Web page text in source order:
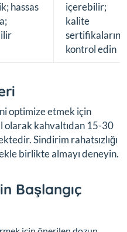
hassas
içerebilir;
kalite
sertifikalarını
kontrol edin
optimize etmek için
olarak kahvaltıdan 15-30
Sindirim rahatsızlığı
birlikte almayı deneyin.
Başlangıç